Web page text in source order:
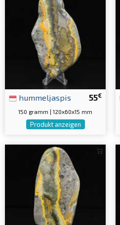
55€
hummeljaspis
150 gramm | 120x60x15 mm
Produkt anzeigen